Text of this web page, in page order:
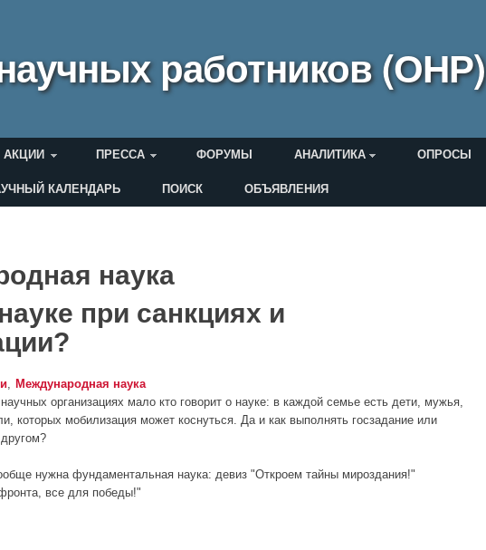
работников (ОНР)
АКЦИИ ПРЕССА ФОРУМЫ АНАЛИТИКА ОПРОСЫ
КАЛЕНДАРЬ ПОИСК ОБЪЯВЛЕНИЯ
наука
при санкциях и
Международная наука
организациях мало кто говорит о науке: в каждой семье есть дети, мужья,
которых мобилизация может коснуться. Да и как выполнять госзадание или
нужна фундаментальная наука: девиз "Откроем тайны мироздания!"
все для победы!"